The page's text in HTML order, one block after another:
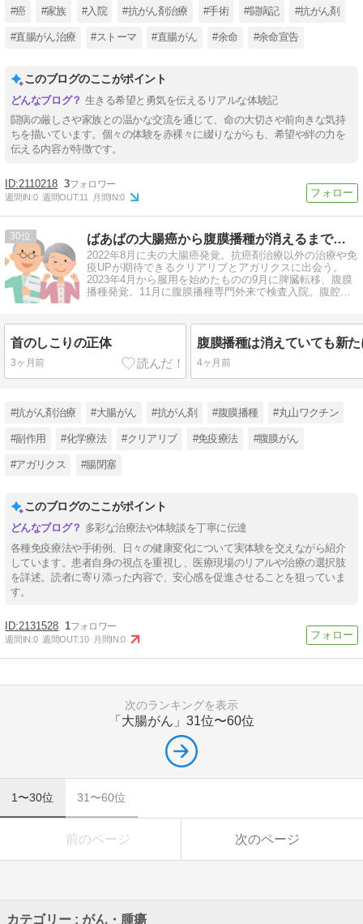
#癌 #家族 #入院 #抗がん剤治療 #手術 #闘病記 #抗がん剤
#直腸がん治療 #ストーマ #直腸がん #余命 #余命宣告
このブログのここがポイント
生きる希望と勇気を伝えるリアルな体験記
闘病の厳しさや家族との温かな交流を通じて、命の大切さや前向きな気持
ちを描いています。個々の体験を赤裸々に綴りながらも、希望や絆の力を
伝える内容が特徴です。
2110218 3
週間IN:0 週間OUT:11 月間IN:0
30 ばあばの大腸癌から腹膜播種が消えるまでの闘病記
2022年8月に夫の大腸癌発覚。抗癌剤治療以外の治療や免
疫UPが期待できるクリアリブとアガリクスに出会う。
2023年4月から服用を始めたものの9月に脾臓転移、腹膜
播種発覚。11月に腹膜播種専門外来で検査入院。腹腔鏡
首のしこりの正体
3ヶ月前 4ヶ月前
#抗がん剤治療 #大腸がん #抗がん剤 #腹膜播種 #丸山ワクチン
#副作用 #化学療法 #クリアリブ #免疫療法 #腹膜がん
#アガリクス #腸閉塞
このブログのここがポイント
多彩な治療法や体験談を丁寧に伝達
各種免疫療法や手術例、日々の健康変化について実体験を交えながら紹介
しています。患者自身の視点を重視し、医療現場のリアルや治療の選択肢
を詳述。読者に寄り添った内容で、安心感を促進させることを狙っていま
す。
2131528 1
週間IN:0 週間OUT:10 月間IN:0
次のランキングを表示
「大腸がん」 31位〜60位
1〜30位 31〜60位
前のページ 次のページ
カテゴリー : がん・腫瘍